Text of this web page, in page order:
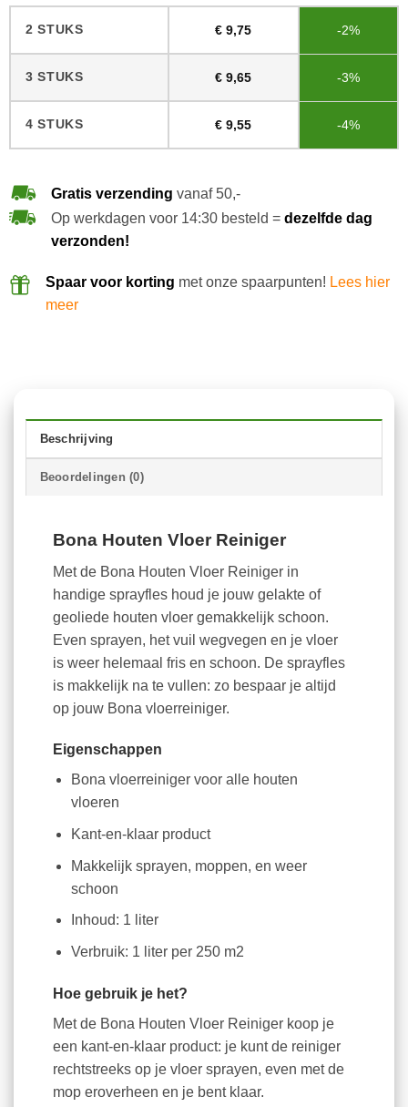
2 STUKS € 9,75 -2%
3 STUKS € 9,65 -3%
4 STUKS € 9,55 -4%
Gratis verzending vanaf 50,-
Op werkdagen voor 14:30 besteld = dezelfde dag
verzonden!
Spaar voor korting met onze spaarpunten! Lees hier
meer
Beschrijving
Beoordelingen (0)
Bona Houten Vloer Reiniger
Met de Bona Houten Vloer Reiniger in
handige sprayfles houd je jouw gelakte of
geoliede houten vloer gemakkelijk schoon.
Even sprayen, het vuil wegvegen en je vloer
is weer helemaal fris en schoon. De sprayfles
is makkelijk na te vullen: zo bespaar je altijd
op jouw Bona vloerreiniger.
Eigenschappen
Bona vloerreiniger voor alle houten
vloeren
Kant-en-klaar product
Makkelijk sprayen, moppen, en weer
schoon
Inhoud: 1 liter
Verbruik: 1 liter per 250 m2
Hoe gebruik je het?
Met de Bona Houten Vloer Reiniger koop je
een kant-en-klaar product: je kunt de reiniger
rechtstreeks op je vloer sprayen, even met de
mop eroverheen en je bent klaar.